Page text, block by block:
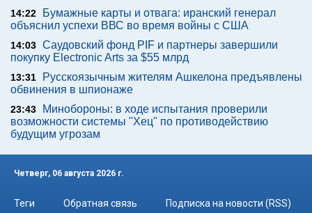
14:22
Бумажные карты и отвага: иранский генерал
объяснил успехи ВВС во время войны с США
14:03 Саудовский фонд PIF и партнеры завершили
покупку Electronic Arts за $55 млрд
13:31
Русскоязычным жителям Ашкелона предъявлены
обвинения в шпионаже
23:43
Минобороны: в ходе испытания проверили
возможности системы "Хец" по противодействию
будущим угрозам
Четверг, 06 августа 2026 г.
Теги Обратная связь Подписка на новости (RSS)